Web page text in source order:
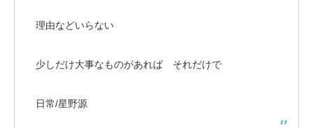
理由などいらない
少しだけ大事なものがあれば それだけで
日常/星野源